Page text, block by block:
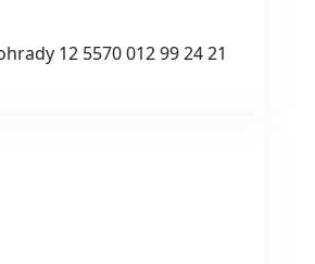
12 5570 012 99 24 21